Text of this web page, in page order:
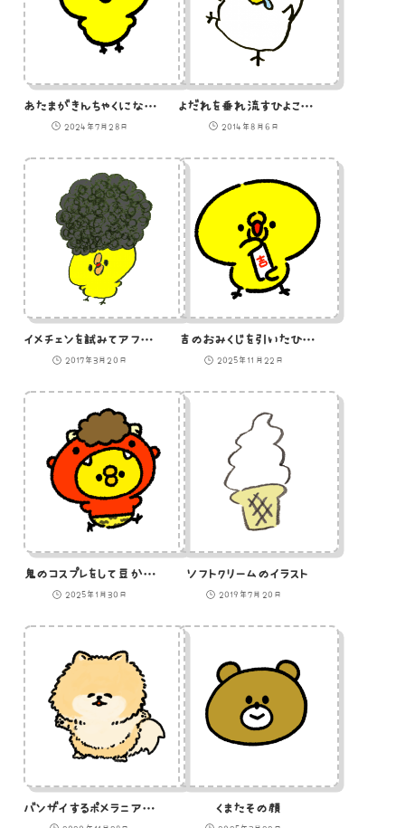
あたまがきんちゃくになったひよこ
2024年7月28日
よだれを垂れ流すひよこのイラスト
2014年8月6日
イメチェンを試みてアフロヘアーにしたひよこ
2017年3月20日
吉のおみくじを引いたひよこのGIFアニメ
2025年11月22日
鬼のコスプレをして豆から逃げ回るひよこ
2025年1月30日
ソフトクリームのイラスト
2019年7月20日
バンザイするポメラニアンのイラスト くまたその顔